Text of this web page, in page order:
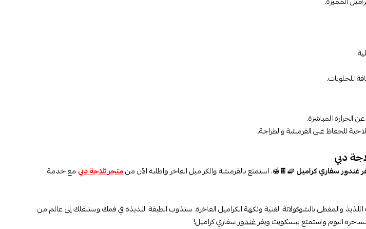
للحلويات.
الحرارة المباشرة.
للحفاظ على القرمشة والطزاجة.
دبي
غندور سفاري كراميل 🧇🍫🍯. استمتع بالقرمشة والكراميل الفاخر واطلبه الآن منمتجر ثلاجة دبي مع خدمة
والمغطى بالشوكولاتة الغنية ونكهة الكراميل الفاخرة. ستذوب الطبقة اللذيذة في فمك وستنقلك إلى عالم من
اليوم واستمتع ببسكويت ويفرغندورسفاري كراميل!